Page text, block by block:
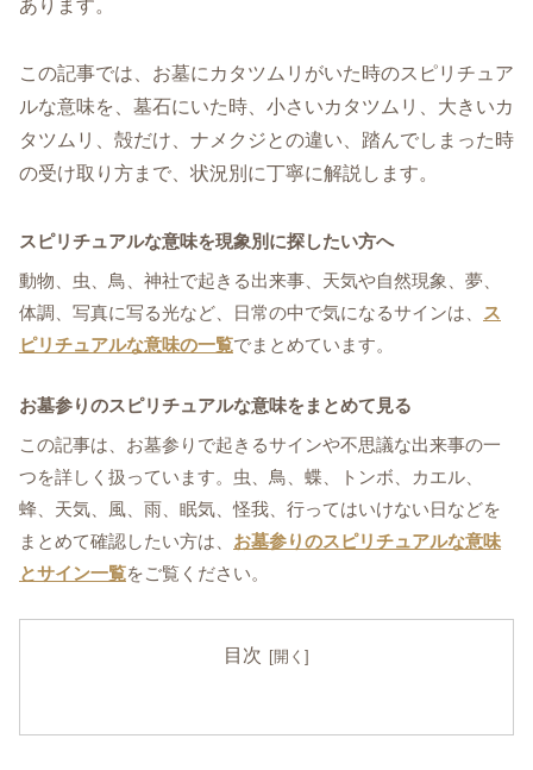
あります。
この記事では、お墓にカタツムリがいた時のスピリチュア
ルな意味を、墓石にいた時、小さいカタツムリ、大きいカ
タツムリ、殻だけ、ナメクジとの違い、踏んでしまった時
の受け取り方まで、状況別に丁寧に解説します。
スピリチュアルな意味を現象別に探したい方へ
動物、虫、鳥、神社で起きる出来事、天気や自然現象、夢、
体調、写真に写る光など、日常の中で気になるサインは、
ス
ピリチュアルな意味の一覧でまとめています。
お墓参りのスピリチュアルな意味をまとめて見る
この記事は、お墓参りで起きるサインや不思議な出来事の一
つを詳しく扱っています。虫、鳥、蝶、トンボ、カエル、
蜂、天気、風、雨、眠気、怪我、行ってはいけない日などを
まとめて確認したい方は、 お墓参りのスピリチュアルな意味
とサイン一覧をご覧ください。
目次